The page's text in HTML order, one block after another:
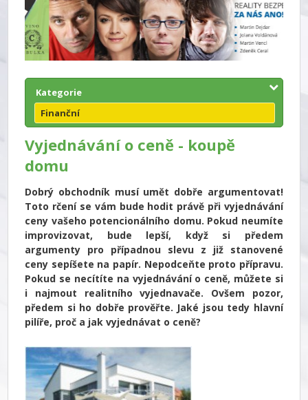
Kategorie
Finanční
Vyjednávání o ceně - koupě
domu
Dobrý obchodník musí umět dobře argumentovat!
Toto rčení se vám bude hodit právě při vyjednávání
ceny vašeho potencionálního domu. Pokud neumíte
improvizovat, bude lepší, když si předem
argumenty pro případnou slevu z již stanovené
ceny sepíšete na papír. Nepodceňte proto přípravu.
Pokud se necítíte na vyjednávání o ceně, můžete si
i najmout realitního vyjednavače. Ovšem pozor,
předem si ho dobře prověřte. Jaké jsou tedy hlavní
pilíře, proč a jak vyjednávat o ceně?